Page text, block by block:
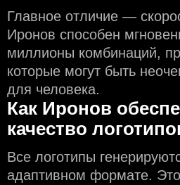
Главное отличие —
Иронов способен
миллионы комбинаций,
которые могут быть
для человека.
Как Иронов
качество
Все логотипы
адаптивном формате.